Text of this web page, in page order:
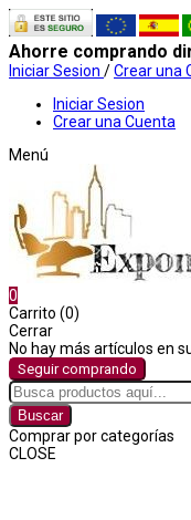
Ahorre comprando
Iniciar Sesion /Crear una
Iniciar Sesion
Crear una Cuenta
Menú
0
Carrito (0)
Cerrar
No hay más artículos en
Seguir comprando
Buscar
Comprar por categorías
CLOSE